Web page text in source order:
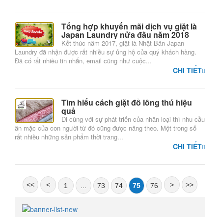
giặt
thường
giá
da,
lông
thú
Deluxe
Bảng
Tổng hợp khuyến mãi dịch vụ giặt là
Japan Laundry nửa đầu năm 2018
Kết thúc năm 2017, giặt là Nhật Bản Japan
Laundry đã nhận được rất nhiều sự ủng hộ của quý khách hàng.
Đã có rất nhiều tin nhắn, email cũng như cuộc...
CHI TIẾT
Tìm hiểu cách giặt đồ lông thú hiệu
quả
Đi cùng với sự phát triển của nhân loại thì nhu cầu
ăn mặc của con người từ đó cũng được nâng theo. Một trong số
rất nhiều những sản phẩm thời trang...
CHI TIẾT
<< < 1 ... 73 74 75 76 > >>